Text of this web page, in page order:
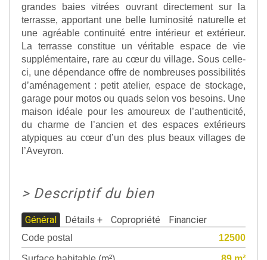
grandes baies vitrées ouvrant directement sur la
terrasse, apportant une belle luminosité naturelle et
une agréable continuité entre intérieur et extérieur.
La terrasse constitue un véritable espace de vie
supplémentaire, rare au cœur du village. Sous celle-
ci, une dépendance offre de nombreuses possibilités
d’aménagement : petit atelier, espace de stockage,
garage pour motos ou quads selon vos besoins. Une
maison idéale pour les amoureux de l’authenticité,
du charme de l’ancien et des espaces extérieurs
atypiques au cœur d’un des plus beaux villages de
l’Aveyron.
> Descriptif du bien
Général Détails + Copropriété Financier
Code postal
12500